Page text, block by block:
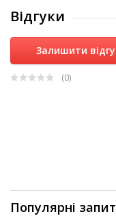
Відгуки
(0)
Залишити
Популярні